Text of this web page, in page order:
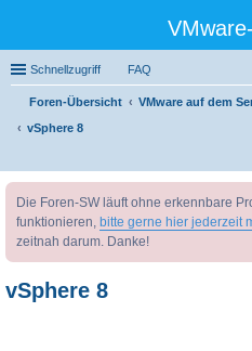
Schnellzugriff FAQ
Foren-Übersicht VMware auf dem
vSphere 8
Die Foren-SW läuft ohne erkennbare
funktionieren, bitte gerne hier jederzeit
zeitnah darum. Danke!
vSphere 8